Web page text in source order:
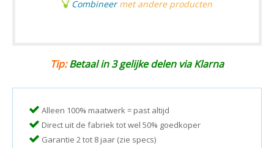
Combineermet andere producten
Tip:Betaal in 3 gelijke delen via Klarna
Alleen 100% maatwerk = past altijd
Direct uit de fabriek tot wel 50% goedkoper
Garantie 2 tot 8 jaar (zie specs)